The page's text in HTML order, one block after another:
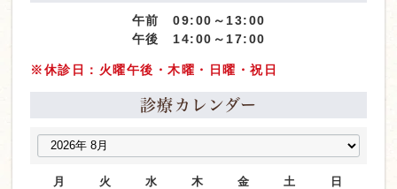
午前 09:00～13:00
午後 14:00～17:00
※休診日：火曜午後・木曜・日曜・祝日
診療カレンダー
月 火 水 木 金 土 日